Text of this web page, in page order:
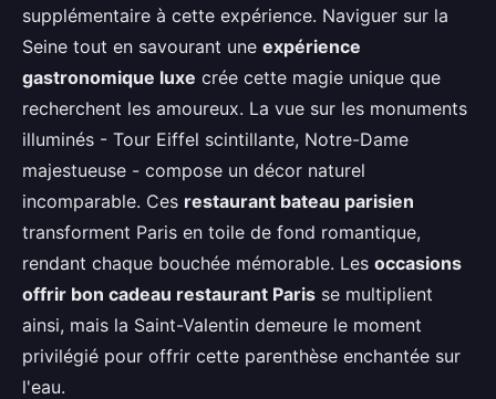
supplémentaire à cette expérience. Naviguer sur la
Seine tout en savourant une expérience
gastronomique luxe crée cette magie unique que
recherchent les amoureux. La vue sur les monuments
illuminés - Tour Eiffel scintillante, Notre-Dame
majestueuse - compose un décor naturel
incomparable. Ces restaurant bateau parisien
transforment Paris en toile de fond romantique,
rendant chaque bouchée mémorable. Les occasions
offrir bon cadeau restaurant Paris se multiplient
ainsi, mais la Saint-Valentin demeure le moment
privilégié pour offrir cette parenthèse enchantée sur
l'eau.